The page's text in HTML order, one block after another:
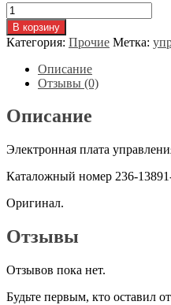
Количество
товара
Плата
управления
236-
13891-
В корзину
Категория: Прочие Метка:
Описание
Отзывы (0)
Описание
Электронная плата
Каталожный номер 236-
Оригинал.
Отзывы
Отзывов пока нет.
Будьте первым, кто оставил